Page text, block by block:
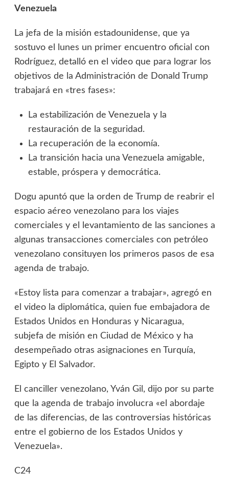
Venezuela
La jefa de la misión estadounidense, que ya
sostuvo el lunes un primer encuentro oficial con
Rodríguez, detalló en el video que para lograr los
objetivos de la Administración de Donald Trump
trabajará en «tres fases»:
La estabilización de Venezuela y la
restauración de la seguridad.
La recuperación de la economía.
La transición hacia una Venezuela amigable,
estable, próspera y democrática.
Dogu apuntó que la orden de Trump de reabrir el
espacio aéreo venezolano para los viajes
comerciales y el levantamiento de las sanciones a
algunas transacciones comerciales con petróleo
venezolano consituyen los primeros pasos de esa
agenda de trabajo.
«Estoy lista para comenzar a trabajar», agregó en
el video la diplomática, quien fue embajadora de
Estados Unidos en Honduras y Nicaragua,
subjefa de misión en Ciudad de México y ha
desempeñado otras asignaciones en Turquía,
Egipto y El Salvador.
El canciller venezolano, Yván Gil, dijo por su parte
que la agenda de trabajo involucra «el abordaje
de las diferencias, de las controversias históricas
entre el gobierno de los Estados Unidos y
Venezuela».
C24